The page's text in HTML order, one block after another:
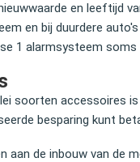
en leeftijd
en bij duurdere
1 alarmsysteem soms
soorten accessoires
besparing kunt
aan de inbouw van de